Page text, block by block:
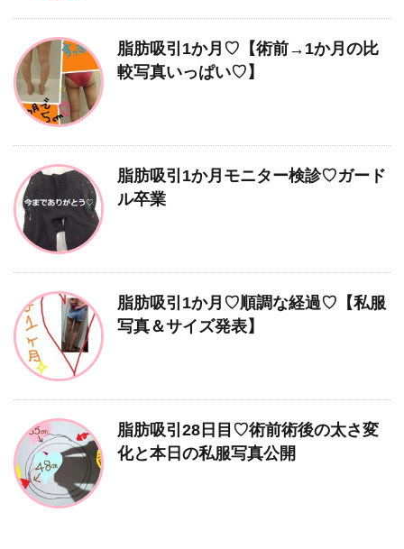
脂肪吸引1か月♡【術前→1か月の比
較写真いっぱい♡】
脂肪吸引1か月モニター検診♡ガード
ル卒業
脂肪吸引1か月♡順調な経過♡【私服
写真＆サイズ発表】
脂肪吸引28日目♡術前術後の太さ変
化と本日の私服写真公開